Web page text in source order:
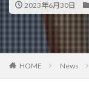
2023年6月30日
HOME News